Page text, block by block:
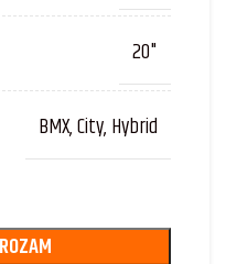
20"
BMX, City, Hybrid